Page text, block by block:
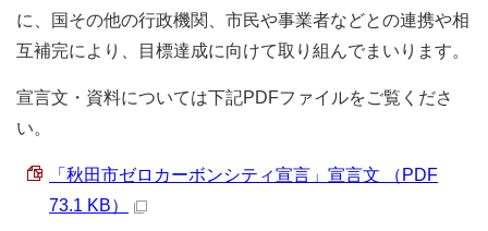
に、国その他の行政機関、市民や事業者などとの連携や相
互補完により、目標達成に向けて取り組んでまいります。
宣言文・資料については下記PDFファイルをご覧くださ
い。
「秋田市ゼロカーボンシティ宣言」宣言文 （PDF
73.1 KB）